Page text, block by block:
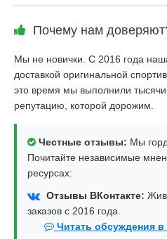
Почему нам
Мы не новички. С 2016 года
доставкой оригинальной
это время мы выполнили тысячи
репутацию, которой дорожим.
Честные отзывы: Мы
Почитайте независимые
ресурсах:
Отзывы ВКонтакте:
заказов с 2016 года.
Читать обсуждения в